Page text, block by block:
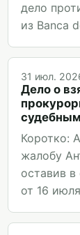
дело
из Banca
31 июл.
Дело о
Коротко:
жалобу
оставив
от 16